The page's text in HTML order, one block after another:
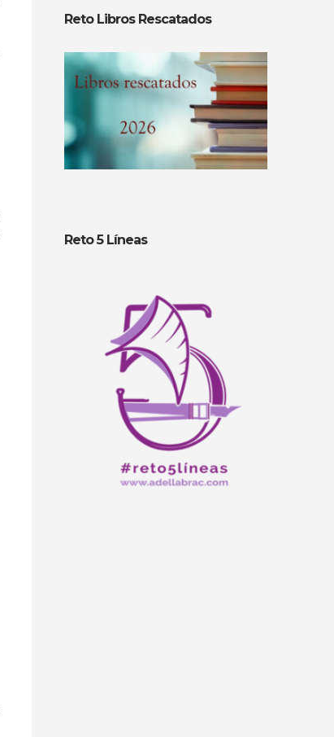
Reto Libros Rescatados
Reto 5 Líneas